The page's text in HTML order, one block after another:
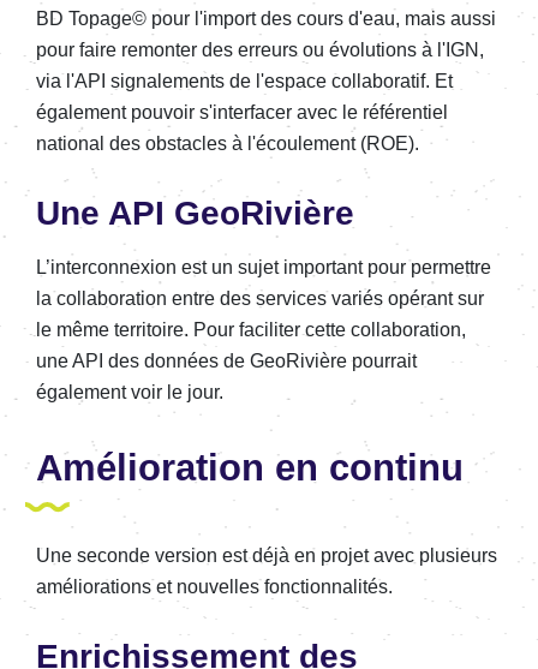
BD Topage© pour l'import des cours d'eau, mais aussi
pour faire remonter des erreurs ou évolutions à l'IGN,
via l'API signalements de l'espace collaboratif. Et
également pouvoir s'interfacer avec le référentiel
national des obstacles à l'écoulement (ROE).
Une API GeoRivière
L’interconnexion est un sujet important pour permettre
la collaboration entre des services variés opérant sur
le même territoire. Pour faciliter cette collaboration,
une API des données de GeoRivière pourrait
également voir le jour.
Amélioration en continu
Une seconde version est déjà en projet avec plusieurs
améliorations et nouvelles fonctionnalités.
Enrichissement des